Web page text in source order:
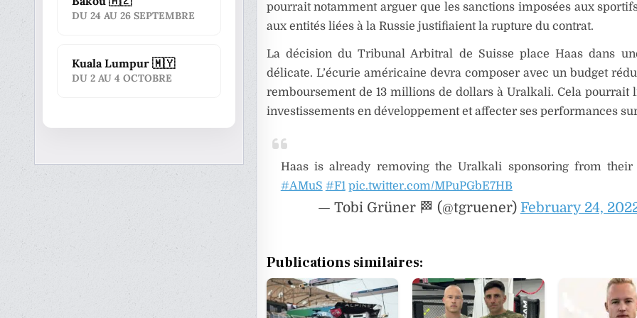
pourrait notamment arguer que les sanctions imposées aux
aux entités liées à la Russie justifiaient la rupture du contrat.
La décision du Tribunal Arbitral de Suisse place Haas dans
délicate. L’écurie américaine devra composer avec un budget
remboursement de 13 millions de dollars à Uralkali. Cela pourrait
investissements en développement et affecter ses performances
Haas is already removing the Uralkali sponsoring from their
#AMuS #F1 pic.twitter.com/MPuPGbE7HB
— Tobi Grüner 🏁 (@tgruener) February 24,
Publications similaires:
DU 24 AU 26 SEPTEMBRE
Kuala Lumpur 🇲🇾
DU 2 AU 4 OCTOBRE